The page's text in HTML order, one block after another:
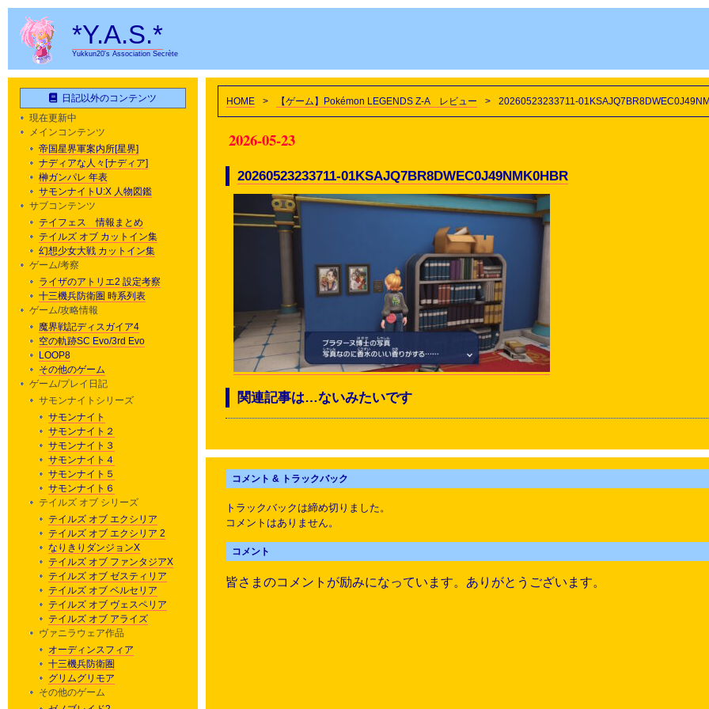
*Y.A.S.*
Yukkun20's Association Secrète
HOME > 【ゲーム】Pokémon LEGENDS Z-A レビュー > 20260523233711-
2026-05-23
20260523233711-01KSAJQ7BR8DWEC0J49NMK0HBR
関連記事は…ないみたいです
コメント & トラックバック
トラックバックは締め切りました。
コメントはありません。
コメント
皆さまのコメントが励みになっています。ありがとうございます。
日記以外のコンテンツ
現在更新中
メインコンテンツ
帝国星界軍案内所[星界]
ナディアな人々[ナディア]
榊ガンパレ 年表
サモンナイトU:X 人物図鑑
サブコンテンツ
テイフェス 情報まとめ
テイルズ オブ カットイン集
幻想少女大戦 カットイン集
ゲーム/考察
ライザのアトリエ2 設定考察
十三機兵防衛圏 時系列表
ゲーム/攻略情報
魔界戦記ディスガイア4
空の軌跡SC Evo/3rd Evo
LOOP8
その他のゲーム
ゲーム/プレイ日記
サモンナイトシリーズ
サモンナイト
サモンナイト２
サモンナイト３
サモンナイト４
サモンナイト５
サモンナイト６
テイルズ オブ シリーズ
テイルズ オブ エクシリア
テイルズ オブ エクシリア 2
なりきりダンジョンX
テイルズ オブ ファンタジアX
テイルズ オブ ゼスティリア
テイルズ オブ ベルセリア
テイルズ オブ ヴェスペリア
テイルズ オブ アライズ
ヴァニラウェア作品
オーディンスフィア
十三機兵防衛圏
グリムグリモア
その他のゲーム